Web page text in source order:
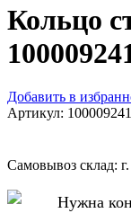
Кольцо
Добавить в
Артикул:
Самовывоз склад:
Нужна